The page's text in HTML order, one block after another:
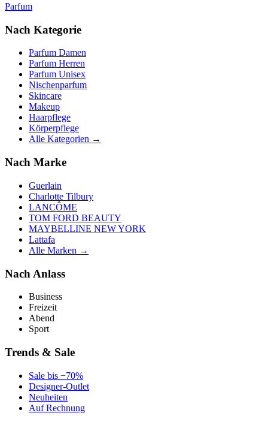
Parfum
Nach Kategorie
Parfum Damen
Parfum Herren
Parfum Unisex
Nischenparfum
Skincare
Makeup
Haarpflege
Körperpflege
Alle Kategorien →
Nach Marke
Guerlain
Charlotte Tilbury
LANCÔME
TOM FORD BEAUTY
MAYBELLINE NEW YORK
Lattafa
Alle Marken →
Nach Anlass
Business
Freizeit
Abend
Sport
Trends & Sale
Sale bis −70%
Designer-Outlet
Neuheiten
Auf Rechnung